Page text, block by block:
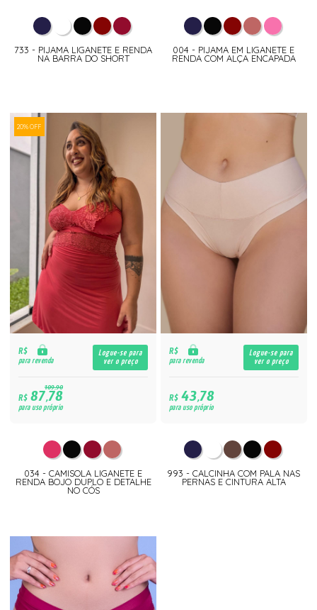
733 - PIJAMA LIGANETE E RENDA
NA BARRA DO SHORT
004 - PIJAMA EM LIGANETE E
RENDA COM ALÇA ENCAPADA
20% OFF
R$
para revenda
Logue-se para
ver o preço
109,90
R$87,78
para uso próprio
034 - CAMISOLA LIGANETE E
RENDA BOJO DUPLO E DETALHE
NO CÓS
R$
para revenda
Logue-se para
ver o preço
R$43,78
para uso próprio
993 - CALCINHA COM PALA NAS
PERNAS E CINTURA ALTA